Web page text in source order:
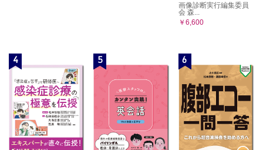
画像診断実行編集委員
会 森...
￥6,600
4 5 6